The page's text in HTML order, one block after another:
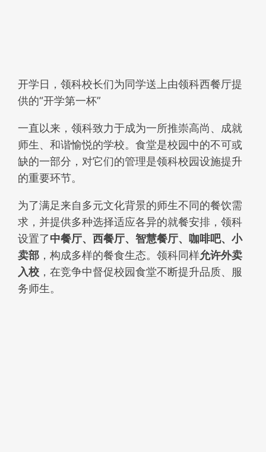
开学日，领科校长们为同学送上由领科西餐厅提
供的“开学第一杯”
一直以来，领科致力于成为一所推崇高尚、成就
师生、和谐愉悦的学校。食堂是校园中的不可或
缺的一部分，对它们的管理是领科校园设施提升
的重要环节。
为了满足来自多元文化背景的师生不同的餐饮需
求，并提供多种选择适应各异的就餐安排，领科
设置了中餐厅、西餐厅、智慧餐厅、咖啡吧、小
卖部 ，构成多样的餐食生态。领科同样允许外卖
入校 ，在竞争中督促校园食堂不断提升品质、服
务师生。